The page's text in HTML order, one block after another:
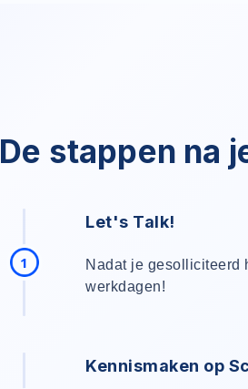
De stappen na
1
Let's Talk!
Nadat je gesolliciteerd
werkdagen!
Kennismaken op